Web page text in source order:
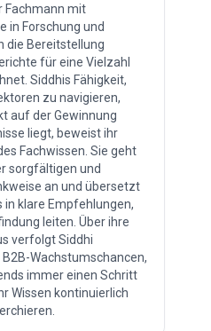
Fachmann mit
in Forschung und
die Bereitstellung
für eine Vielzahl
Siddhis Fähigkeit,
zu navigieren,
auf der Gewinnung
liegt, beweist ihr
Fachwissen. Sie geht
sorgfältigen und
an und übersetzt
klare Empfehlungen,
leiten. Über ihre
verfolgt Siddhi
Wachstumschancen,
immer einen Schritt
Wissen kontinuierlich